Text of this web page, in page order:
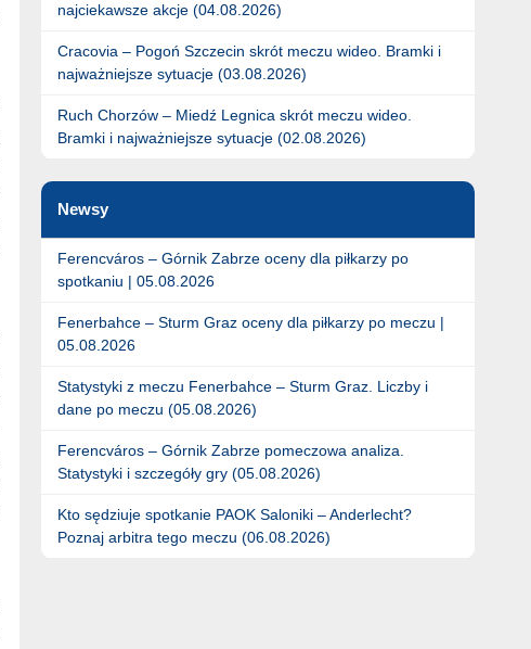
najciekawsze akcje (04.08.2026)
Cracovia – Pogoń Szczecin skrót meczu wideo. Bramki i
najważniejsze sytuacje (03.08.2026)
Ruch Chorzów – Miedź Legnica skrót meczu wideo.
Bramki i najważniejsze sytuacje (02.08.2026)
Newsy
Ferencváros – Górnik Zabrze oceny dla piłkarzy po
spotkaniu | 05.08.2026
Fenerbahce – Sturm Graz oceny dla piłkarzy po meczu |
05.08.2026
Statystyki z meczu Fenerbahce – Sturm Graz. Liczby i
dane po meczu (05.08.2026)
Ferencváros – Górnik Zabrze pomeczowa analiza.
Statystyki i szczegóły gry (05.08.2026)
Kto sędziuje spotkanie PAOK Saloniki – Anderlecht?
Poznaj arbitra tego meczu (06.08.2026)